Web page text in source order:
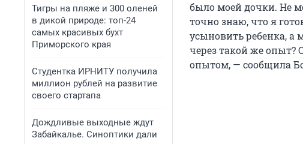
Тигры на пляже и 300 оленей
в дикой природе: топ-24
самых красивых бухт
Приморского края
Студентка ИРНИТУ получила
миллион рублей на развитие
своего стартапа
Дождливые выходные ждут
Забайкалье. Синоптики дали
было моей дочки. Не
точно знаю, что я
усыновить ребенка, а
через такой же опыт?
опытом, — сообщила